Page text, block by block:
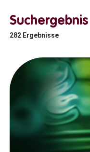
Suchergebnis
282 Ergebnisse